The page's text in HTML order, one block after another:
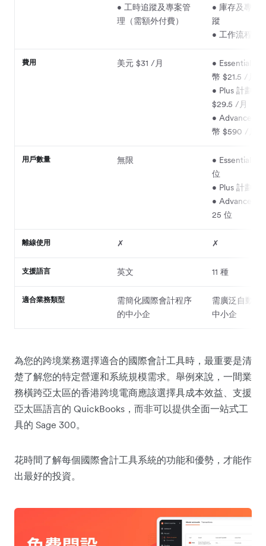
• 工時追蹤及專案管
理（需額外付費）
• 庫存及專案
蹤
• 工作流程自
費用 美元 $31 /月
• Essentials
幣 $21.5 /月
• Plus 計劃：
$29.5 /月
• Advanced
幣 $590 /月
用戶數量 無限
• Essentials
位
• Plus 計劃：
• Advanced
25 位
離線使用 ✗ ✗
支援語言 英文 11 種
適合業務類型
需簡化國際會計程序
的中小企
需廣泛自動化
中小企
為您的跨境業務選擇適合的國際會計工具時，最重要是清
楚了解您的特定營運和系統規模需求。舉例來說，一間業
務橫跨亞太區的香港跨境電商應該選擇具成本效益、支援
亞太區語言的 QuickBooks，而非可以提供全面一站式工
具的 Sage 300。
花時間了解每個國際會計工具系統的功能和優勢，才能作
出最好的投資。